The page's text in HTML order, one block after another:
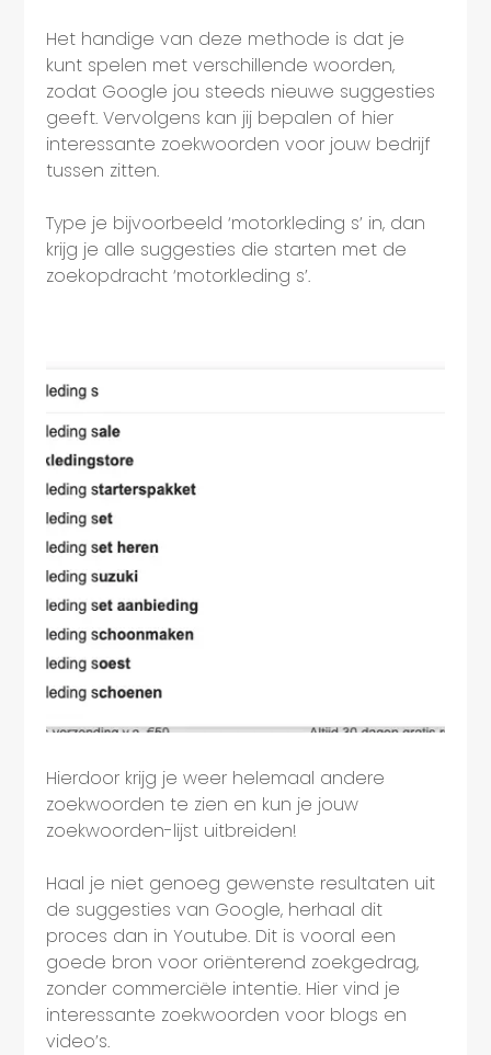
Het handige van deze methode is dat je
kunt spelen met verschillende woorden,
zodat Google jou steeds nieuwe suggesties
geeft. Vervolgens kan jij bepalen of hier
interessante zoekwoorden voor jouw bedrijf
tussen zitten.
Type je bijvoorbeeld ‘motorkleding s’ in, dan
krijg je alle suggesties die starten met de
zoekopdracht ‘motorkleding s’.
Hierdoor krijg je weer helemaal andere
zoekwoorden te zien en kun je jouw
zoekwoorden-lijst uitbreiden!
Haal je niet genoeg gewenste resultaten uit
de suggesties van Google, herhaal dit
proces dan in Youtube. Dit is vooral een
goede bron voor oriënterend zoekgedrag,
zonder commerciële intentie. Hier vind je
interessante zoekwoorden voor blogs en
video’s.